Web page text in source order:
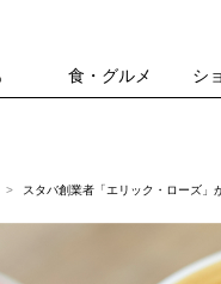
食・グルメ シ
スタバ創業者「エリック・ローズ